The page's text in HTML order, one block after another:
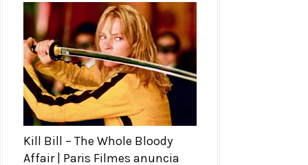
Kill Bill – The Whole Bloody
Affair | Paris Filmes anuncia